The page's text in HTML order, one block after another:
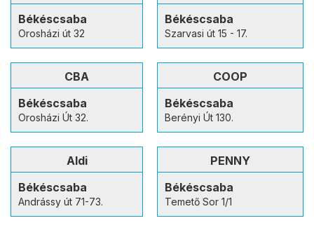
Békéscsaba
Orosházi út 32
Békéscsaba
Szarvasi út 15 - 17.
CBA
Békéscsaba
Orosházi Út 32.
COOP
Békéscsaba
Berényi Út 130.
Aldi
Békéscsaba
Andrássy út 71-73.
PENNY
Békéscsaba
Temető Sor 1/1